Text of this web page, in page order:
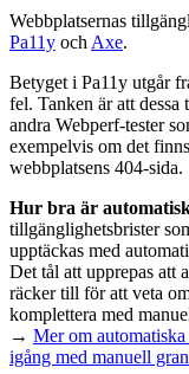
Webbplatsernas
Pa11y och Axe.
Betyget i Pa11y utgår
fel. Tanken är att dessa
andra Webperf-tester
exempelvis om det
webbplatsens 404-sida.
Hur bra är
tillgänglighets­brister
upptäckas med
Det tål att upprepas att
räcker till för att veta
komplettera med
→ Mer om
igång med manuell